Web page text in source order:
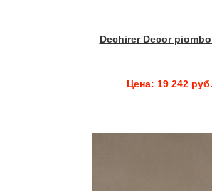
Dechirer Decor
Цена: 19 242 руб.